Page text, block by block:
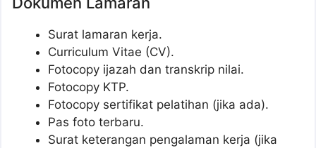
Surat lamaran kerja.
Curriculum Vitae (CV).
Fotocopy ijazah dan transkrip nilai.
Fotocopy KTP.
Fotocopy sertifikat pelatihan (jika ada).
Pas foto terbaru.
Surat keterangan pengalaman kerja (jika